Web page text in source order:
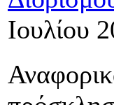
Ιουλίου